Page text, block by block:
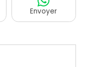
Envoyer